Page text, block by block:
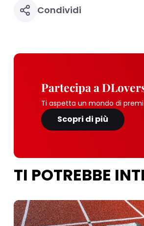
Condividi
Partecipa a
Ti aspetta un mondo di
Scopri di più
TI POTREBBE